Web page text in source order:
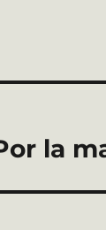
la